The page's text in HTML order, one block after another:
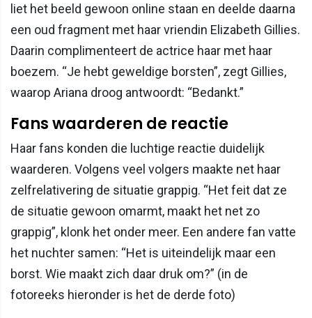
liet het beeld gewoon online staan en deelde daarna
een oud fragment met haar vriendin Elizabeth Gillies.
Daarin complimenteert de actrice haar met haar
boezem. “Je hebt geweldige borsten”, zegt Gillies,
waarop Ariana droog antwoordt: “Bedankt.”
Fans waarderen de reactie
Haar fans konden die luchtige reactie duidelijk
waarderen. Volgens veel volgers maakte net haar
zelfrelativering de situatie grappig. “Het feit dat ze
de situatie gewoon omarmt, maakt het net zo
grappig”, klonk het onder meer. Een andere fan vatte
het nuchter samen: “Het is uiteindelijk maar een
borst. Wie maakt zich daar druk om?” (in de
fotoreeks hieronder is het de derde foto)